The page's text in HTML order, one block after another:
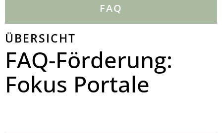
FAQ
ÜBERSICHT
FAQ-Förderung:
Fokus Portale